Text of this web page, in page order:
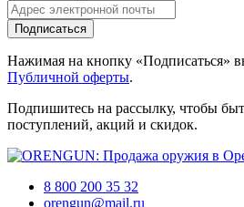
Подписаться
Нажимая на кнопку «Подписаться»
Публичной оферты.
Подпишитесь на рассылку, чтобы
поступлений, акций и скидок.
8 800 200 35 32
orengun@mail.ru